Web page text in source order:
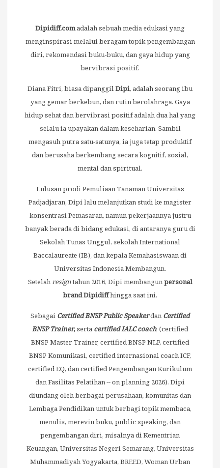
Dipidiff.comadalah sebuah media edukasi yang
menginspirasi melalui beragam topik pengembangan
diri, rekomendasi buku-buku, dan gaya hidup yang
bervibrasi positif.
Diana Fitri, biasa dipanggilDipi, adalah seorang ibu
yang gemar berkebun, dan rutin berolahraga. Gaya
hidup sehat dan bervibrasi positif adalah dua hal yang
selalu ia upayakan dalam keseharian. Sambil
mengasuh putra satu-satunya, ia juga tetap produktif
dan berusaha berkembang secara kognitif, sosial,
mental dan spiritual.
Lulusan prodi Pemuliaan Tanaman Universitas
Padjadjaran, Dipi lalu melanjutkan studi ke magister
konsentrasi Pemasaran, namun pekerjaannya justru
banyak berada di bidang edukasi, di antaranya guru di
Sekolah Tunas Unggul, sekolah International
Baccalaureate (IB), dan kepala Kemahasiswaan di
Universitas Indonesia Membangun.
Setelahresigntahun 2016, Dipi membangunpersonal
brand Dipidiffhingga saat ini.
Sebagai Certified BNSP Public Speakerdan Certified
BNSP Trainer,serta certified IALC coach, (certified
BNSP Master Trainer, certified BNSP NLP, certified
BNSP Komunikasi, certified internasional coach ICF,
certified EQ, dan certified Pengembangan Kurikulum
dan Fasilitas Pelatihan -- on planning 2026). Dipi
diundang oleh berbagai perusahaan, komunitas dan
Lembaga Pendidikan untuk berbagi topik membaca,
menulis, mereviu buku, public speaking, dan
pengembangan diri, misalnya di Kementrian
Keuangan, Universitas Negeri Semarang, Universitas
Muhammadiyah Yogyakarta, BREED, Woman Urban